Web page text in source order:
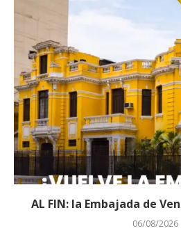
AL FIN: la Embajada de
06/08/2026